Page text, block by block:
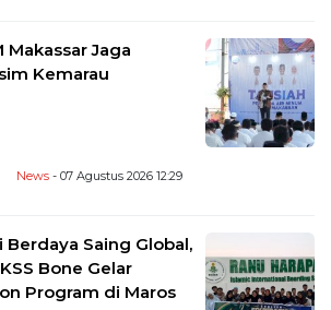
Makassar Jaga
Kemarau
News - 07 Agustus 2026 12:29
Berdaya Saing Global,
Bone Gelar
Program di Maros